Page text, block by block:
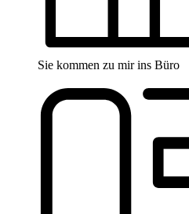
Sie kommen zu mir ins Büro